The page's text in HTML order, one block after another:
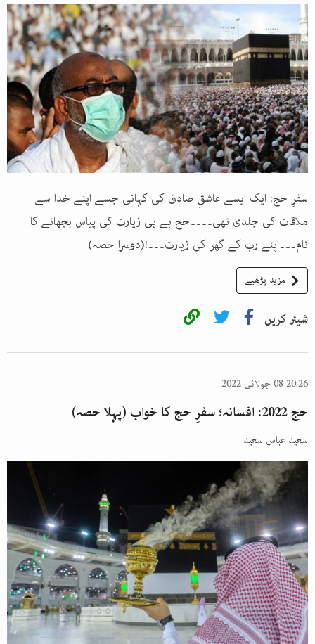
سفرِ حج: ایک ایسے عاشقِ صادق کی کہانی جسے اپنے خدا سے
ملاقات کی جلدی تھی۔۔۔۔حج ہے ہی زیارت کی پیاس بجھانے کا
نام۔۔۔اپنے رب کے گھر کی زیارت۔۔۔!(دوسرا حصہ)
مزید پڑھیے
شیئر کریں
20:26 08 جولائی 2022
حج 2022: افسانہ؛ سفرِ حج کا خواب (پہلا حصہ)
سعید عباس سعید